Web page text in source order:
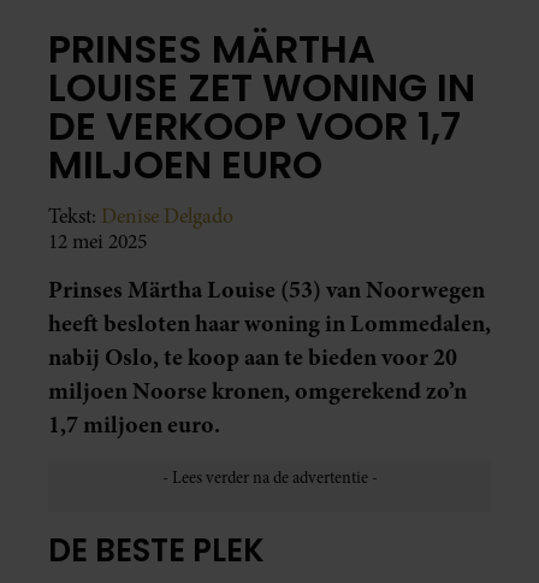
PRINSES MÄRTHA
LOUISE ZET WONING IN
DE VERKOOP VOOR 1,7
MILJOEN EURO
Tekst: Denise Delgado
12 mei 2025
Prinses Märtha Louise (53) van Noorwegen
heeft besloten haar woning in Lommedalen,
nabij Oslo, te koop aan te bieden voor 20
miljoen Noorse kronen, omgerekend zo’n
1,7 miljoen euro.
DE BESTE PLEK